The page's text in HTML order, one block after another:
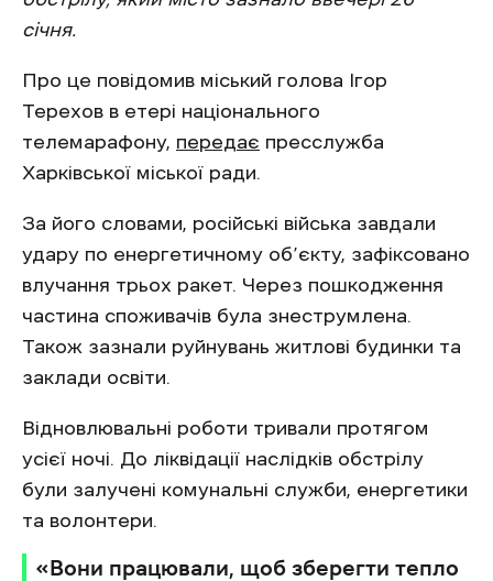
січня.
Про це повідомив міський голова Ігор
Терехов в етері національного
телемарафону, передає пресслужба
Харківської міської ради.
За його словами, російські війська завдали
удару по енергетичному об’єкту, зафіксовано
влучання трьох ракет. Через пошкодження
частина споживачів була знеструмлена.
Також зазнали руйнувань житлові будинки та
заклади освіти.
Відновлювальні роботи тривали протягом
усієї ночі. До ліквідації наслідків обстрілу
були залучені комунальні служби, енергетики
та волонтери.
«Вони працювали, щоб зберегти тепло